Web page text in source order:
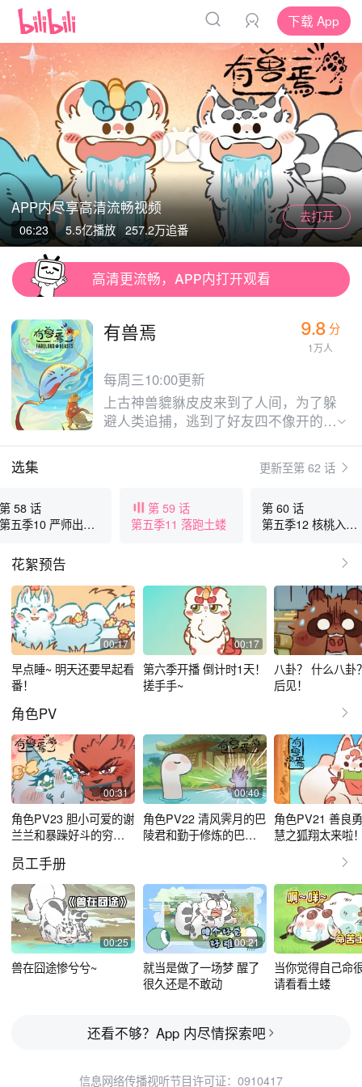
下载 App
清晰度
App App
APP内尽享高清流畅视频
06:23 5.5亿播放 257.2万追番
去打开
高清更流畅，APP内打开观看
有兽焉 9.8 分
1万人
每周三10:00更新
上古神兽貔貅皮皮来到了人间，为了躲
避人类追捕，逃到了好友四不像开的专
自四面八方，性格各异的神兽，开始了
远离人烟，轻松惬意的日常。
选集 更新至第 62 话
第 58 话
第五季10 严师出高
第 59 话
第五季11 落跑土蝼
第 60 话
第五季12 核桃入梦
花絮预告
00:17
早点睡~ 明天还要早起看
番！
00:17
第六季开播 倒计时1天！
搓手手~
八卦？ 什么八卦
后见！
角色PV
00:31
角色PV23 胆小可爱的谢
兰兰和暴躁好斗的穷大
00:40
角色PV22 清风霁月的巴
陵君和勤于修炼的巴狗
角色PV21 善良
慧之狐翔太来啦
员工手册
00:25
兽在囧途惨兮兮~
00:21
就当是做了一场梦 醒了
很久还是不敢动
当你觉得自己命
请看看土蝼
还看不够？App 内尽情探索吧
信息网络传播视听节目许可证：0910417